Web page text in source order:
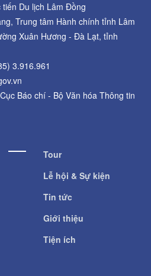
Du lịch Lâm Đồng
Trung tâm Hành chính tỉnh Lâm
Xuân Hương - Đà Lạt, tỉnh
3.916.961
Báo chí - Bộ Văn hóa Thông tin
Tour
Lễ hội & Sự kiện
Tin tức
Giới thiệu
Tiện ích